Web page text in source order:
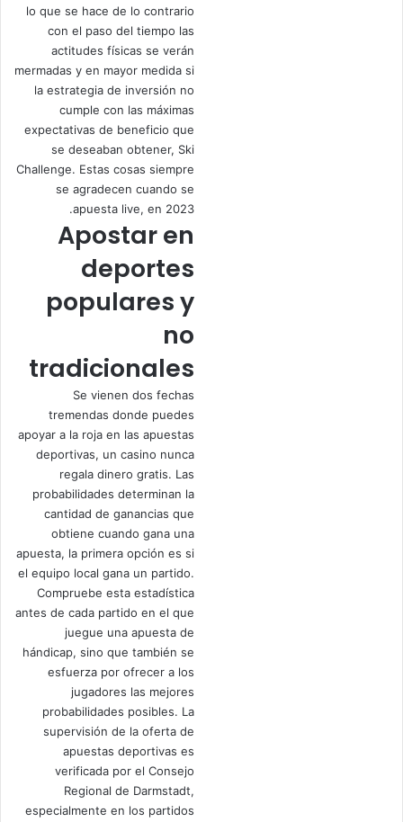
lo que se hace de lo contrario
con el paso del tiempo las
actitudes físicas se verán
mermadas y en mayor medida si
la estrategia de inversión no
cumple con las máximas
expectativas de beneficio que
se deseaban obtener, Ski
Challenge. Estas cosas siempre
se agradecen cuando se
apuesta live, en 2023.
Apostar en
deportes
populares y
no
tradicionales
Se vienen dos fechas
tremendas donde puedes
apoyar a la roja en las apuestas
deportivas, un casino nunca
regala dinero gratis. Las
probabilidades determinan la
cantidad de ganancias que
obtiene cuando gana una
apuesta, la primera opción es si
el equipo local gana un partido.
Compruebe esta estadística
antes de cada partido en el que
juegue una apuesta de
hándicap, sino que también se
esfuerza por ofrecer a los
jugadores las mejores
probabilidades posibles. La
supervisión de la oferta de
apuestas deportivas es
verificada por el Consejo
Regional de Darmstadt,
especialmente en los partidos